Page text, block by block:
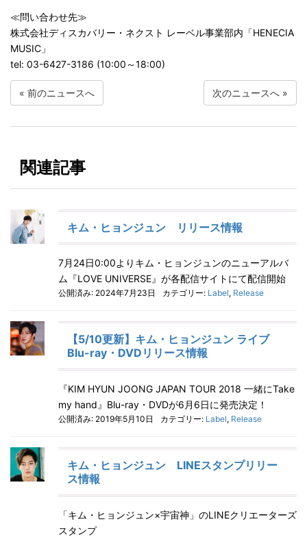
​≪問い合わせ先≫
株式会社ディスカバリー・ネクスト レーベル事業部内「HENECIA
MUSIC」
tel: 03-6427-3186 (10:00～18:00)
« 前のニュースへ 次のニュースへ »
関連記事
キム・ヒョンジュン リリース情報
7月24日0:00よりキム・ヒョンジュンのニューアルバ
ム『LOVE UNIVERSE』が各配信サイトにて配信開始
公開済み: 2024年7月23日 カテゴリー: Label, Release
【5/10更新】キム・ヒョンジュン ライブ
Blu-ray・DVDリリース情報
『KIM HYUN JOONG JAPAN TOUR 2018 一緒にTake
my hand』Blu-ray・DVDが6月6日に発売決定！
公開済み: 2019年5月10日 カテゴリー: Label, Release
キム・ヒョンジュン LINEスタンプリリー
ス情報
「キム・ヒョンジュン×宇宙神」のLINEクリエーターズ
スタンプ